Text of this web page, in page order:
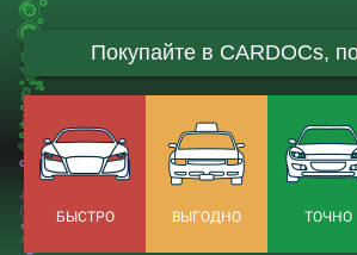
Покупайте в CARDOCs,
БЫСТРО ВЫГОДНО ТОЧНО